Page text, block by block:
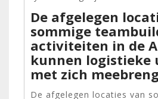
De afgelegen
sommige
activiteiten in de
kunnen logistieke
met zich
De afgelegen locaties van